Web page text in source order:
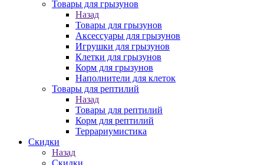
Товары для грызунов
Назад
Товары для грызунов
Аксессуары для грызунов
Игрушки для грызунов
Клетки для грызунов
Корм для грызунов
Наполнители для клеток
Товары для рептилий
Назад
Товары для рептилий
Корм для рептилий
Террариумистика
Скидки
Назад
Скидки